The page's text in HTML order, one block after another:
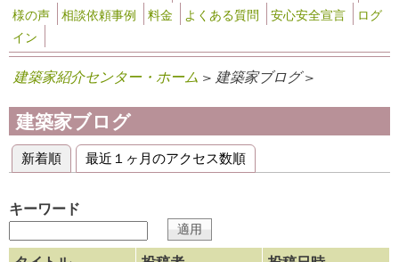
様の声
相談依頼事例 料金 よくある質問 安心安全宣言
ログ
イン
建築家紹介センター・ホーム > 建築家ブログ >
建築家ブログ
プライマリータブ
新着順 (アクティブなタブ)
最近１ヶ月のアクセス数順
キーワード